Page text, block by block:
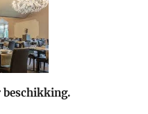
beschikking.